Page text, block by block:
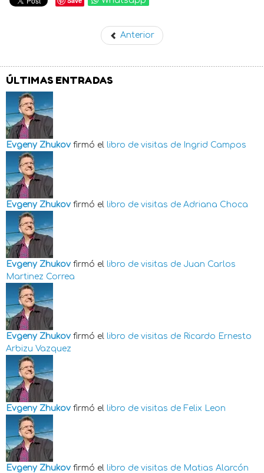
Anterior
ÚLTIMAS ENTRADAS
Evgeny Zhukov firmó el libro de visitas de Ingrid Campos
Evgeny Zhukov firmó el libro de visitas de Adriana Choca
Evgeny Zhukov firmó el libro de visitas de Juan Carlos
Martinez Correa
Evgeny Zhukov firmó el libro de visitas de Ricardo Ernesto
Arbizu Vazquez
Evgeny Zhukov firmó el libro de visitas de Felix Leon
Evgeny Zhukov firmó el libro de visitas de Matias Alarcón